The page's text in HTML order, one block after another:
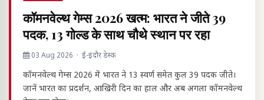
कॉमनवेल्थ गेम्स 2026 खत्म: भारत ने जीते 39
पदक, 13 गोल्ड के साथ चौथे स्थान पर रहा
03 Aug 2026 · ई-इंदौर डेस्क
कॉमनवेल्थ गेम्स 2026 में भारत ने 13 स्वर्ण समेत कुल 39 पदक जीते।
जानें भारत का प्रदर्शन, आखिरी दिन का हाल और अब अगला कॉमनवेल्थ